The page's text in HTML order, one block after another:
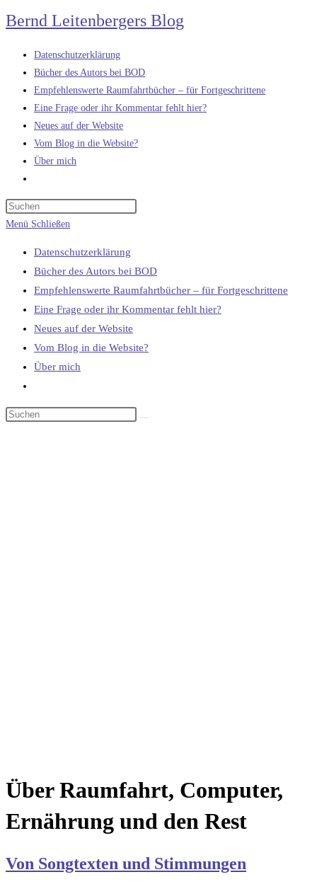
Zum
Inhalt
springen
Bernd Leitenbergers Blog
Datenschutzerklärung
Bücher des Autors bei BOD
Empfehlenswerte Raumfahrtbücher – für Fortgeschrittene
Eine Frage oder ihr Kommentar fehlt hier?
Neues auf der Website
Vom Blog in die Website?
Über mich
umschalten
Menü Schließen
Datenschutzerklärung
Bücher des Autors bei BOD
Empfehlenswerte Raumfahrtbücher – für Fortgeschrittene
Eine Frage oder ihr Kommentar fehlt hier?
Neues auf der Website
Vom Blog in die Website?
Über mich
umschalten
Über Raumfahrt, Computer,
Ernährung und den Rest
Von Songtexten und Stimmungen